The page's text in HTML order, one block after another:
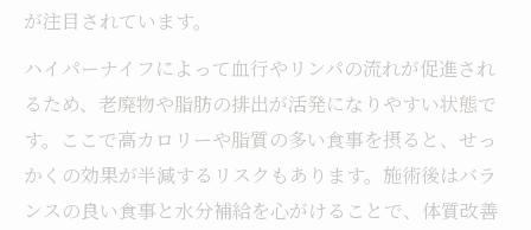
が注目されています。
ハイパーナイフによって血行やリンパの流れが促進され
るため、老廃物や脂肪の排出が活発になりやすい状態で
す。ここで高カロリーや脂質の多い食事を摂ると、せっ
かくの効果が半減するリスクもあります。施術後はバラ
ンスの良い食事と水分補給を心がけることで、体質改善